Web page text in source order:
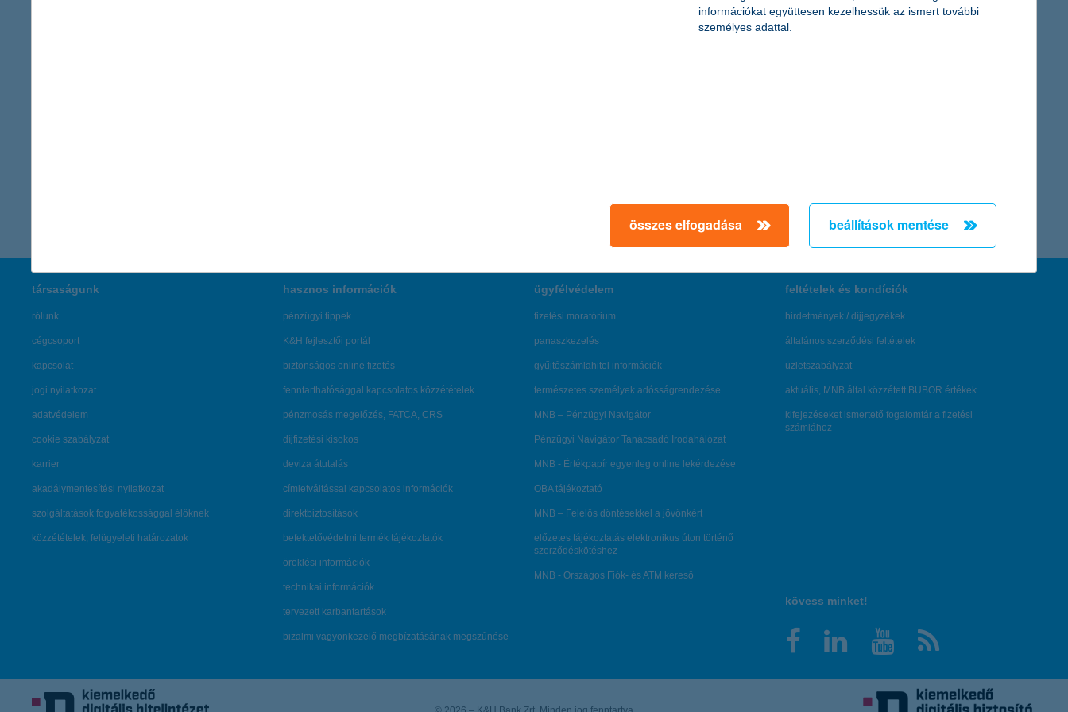
társaságunk
rólunk
cégcsoport
kapcsolat
jogi nyilatkozat
adatvédelem
cookie szabályzat
karrier
akadálymentesítési nyilatkozat
szolgáltatások fogyatékossággal élőknek
közzétételek, felügyeleti határozatok
hasznos információk
pénzügyi tippek
K&H fejlesztői portál
biztonságos online fizetés
fenntarthatósággal kapcsolatos közzétételek
pénzmosás megelőzés, FATCA, CRS
díjfizetési kisokos
deviza átutalás
címletváltással kapcsolatos információk
direktbiztosítások
befektetővédelmi termék tájékoztatók
öröklési információk
technikai információk
tervezett karbantartások
bizalmi vagyonkezelő megbízatásának megszűnése
ügyfélvédelem
fizetési moratórium
panaszkezelés
gyűjtőszámlahitel információk
természetes személyek adósságrendezése
MNB – Pénzügyi Navigátor
Pénzügyi Navigátor Tanácsadó Irodahálózat
MNB - Értékpapír egyenleg online lekérdezése
OBA tájékoztató
MNB – Felelős döntésekkel a jövőnkért
előzetes tájékoztatás elektronikus úton történő
szerződéskötéshez
MNB - Országos Fiók- és ATM kereső
feltételek és kondíciók
hirdetmények / díjjegyzékek
általános szerződési feltételek
üzletszabályzat
aktuális, MNB által közzétett BUBOR értékek
kifejezéseket ismertető fogalomtár a fizetési
számlához
kövess minket!
információkat együttesen kezelhessük az ismert további
személyes adattal.
összes elfogadása beállítások mentése